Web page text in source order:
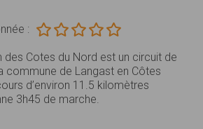
:
des Cotes du Nord est un circuit de
commune de Langast en Côtes
d’environ 11.5 kilomètres
3h45 de marche.